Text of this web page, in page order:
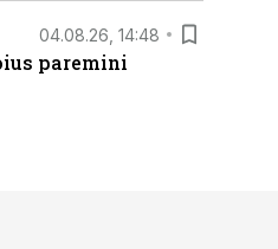
04.08.26, 14:48
paremini